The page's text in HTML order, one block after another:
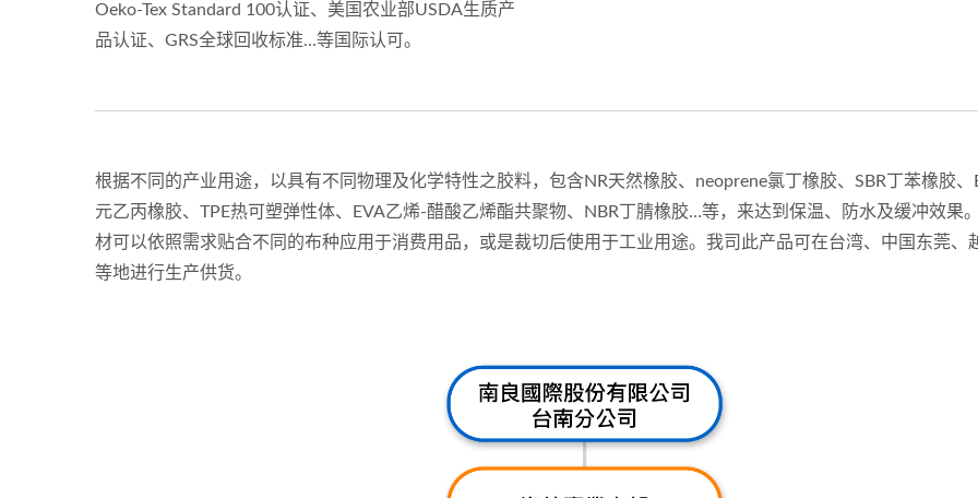
Oeko-Tex Standard 100认证、美国农业部USDA生质产
品认证、GRS全球回收标准…等国际认可。
根据不同的产业用途，以具有不同物理及化学特性之胶料，包含NR天然橡胶、neoprene氯丁橡胶、SBR丁苯橡胶、
元乙丙橡胶、TPE热可塑弹性体、EVA乙烯-醋酸乙烯酯共聚物、NBR丁腈橡胶…等，来达到保温、防水及缓冲效果
材可以依照需求贴合不同的布种应用于消费用品，或是裁切后使用于工业用途。我司此产品可在台湾、中国东莞、
等地进行生产供货。